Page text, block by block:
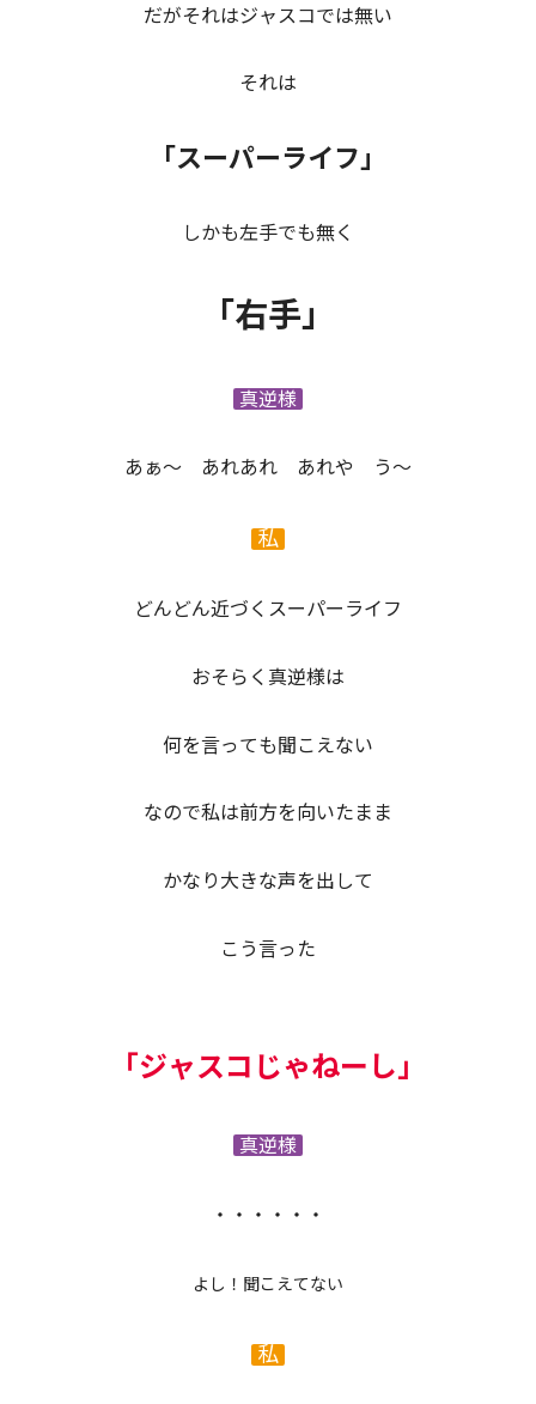
だがそれはジャスコでは無い
それは
「スーパーライフ」
しかも左手でも無く
「右手」
真逆様
あぁ～ あれあれ あれや う～
私
どんどん近づくスーパーライフ
おそらく真逆様は
何を言っても聞こえない
なので私は前方を向いたまま
かなり大きな声を出して
こう言った
「ジャスコじゃねーし」
真逆様
・・・・・・
よし！聞こえてない
私